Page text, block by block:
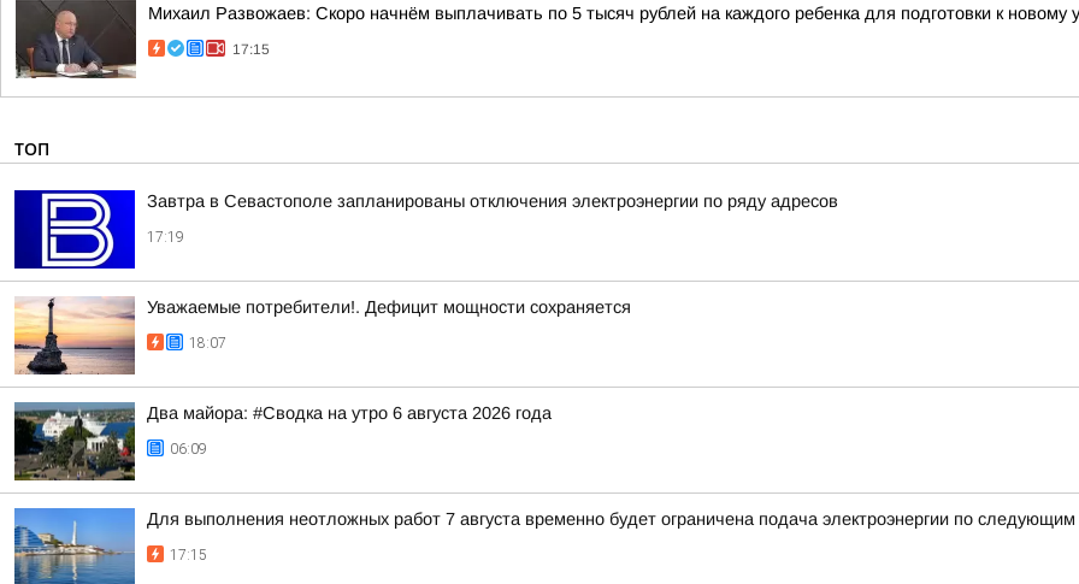
Михаил Развожаев: Скоро начнём выплачивать по 5 тысяч рублей на каждого ребенка для подготовки к новому
17:15
ТОП
Завтра в Севастополе запланированы отключения электроэнергии по ряду адресов
17:19
Уважаемые потребители!. Дефицит мощности сохраняется
18:07
Два майора: #Сводка на утро 6 августа 2026 года
06:09
Для выполнения неотложных работ 7 августа временно будет ограничена подача электроэнергии по
17:15